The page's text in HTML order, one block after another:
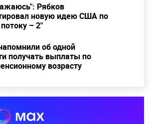
Рябков
новую идею США по
– 2"
об одной
получать выплаты по
возрасту